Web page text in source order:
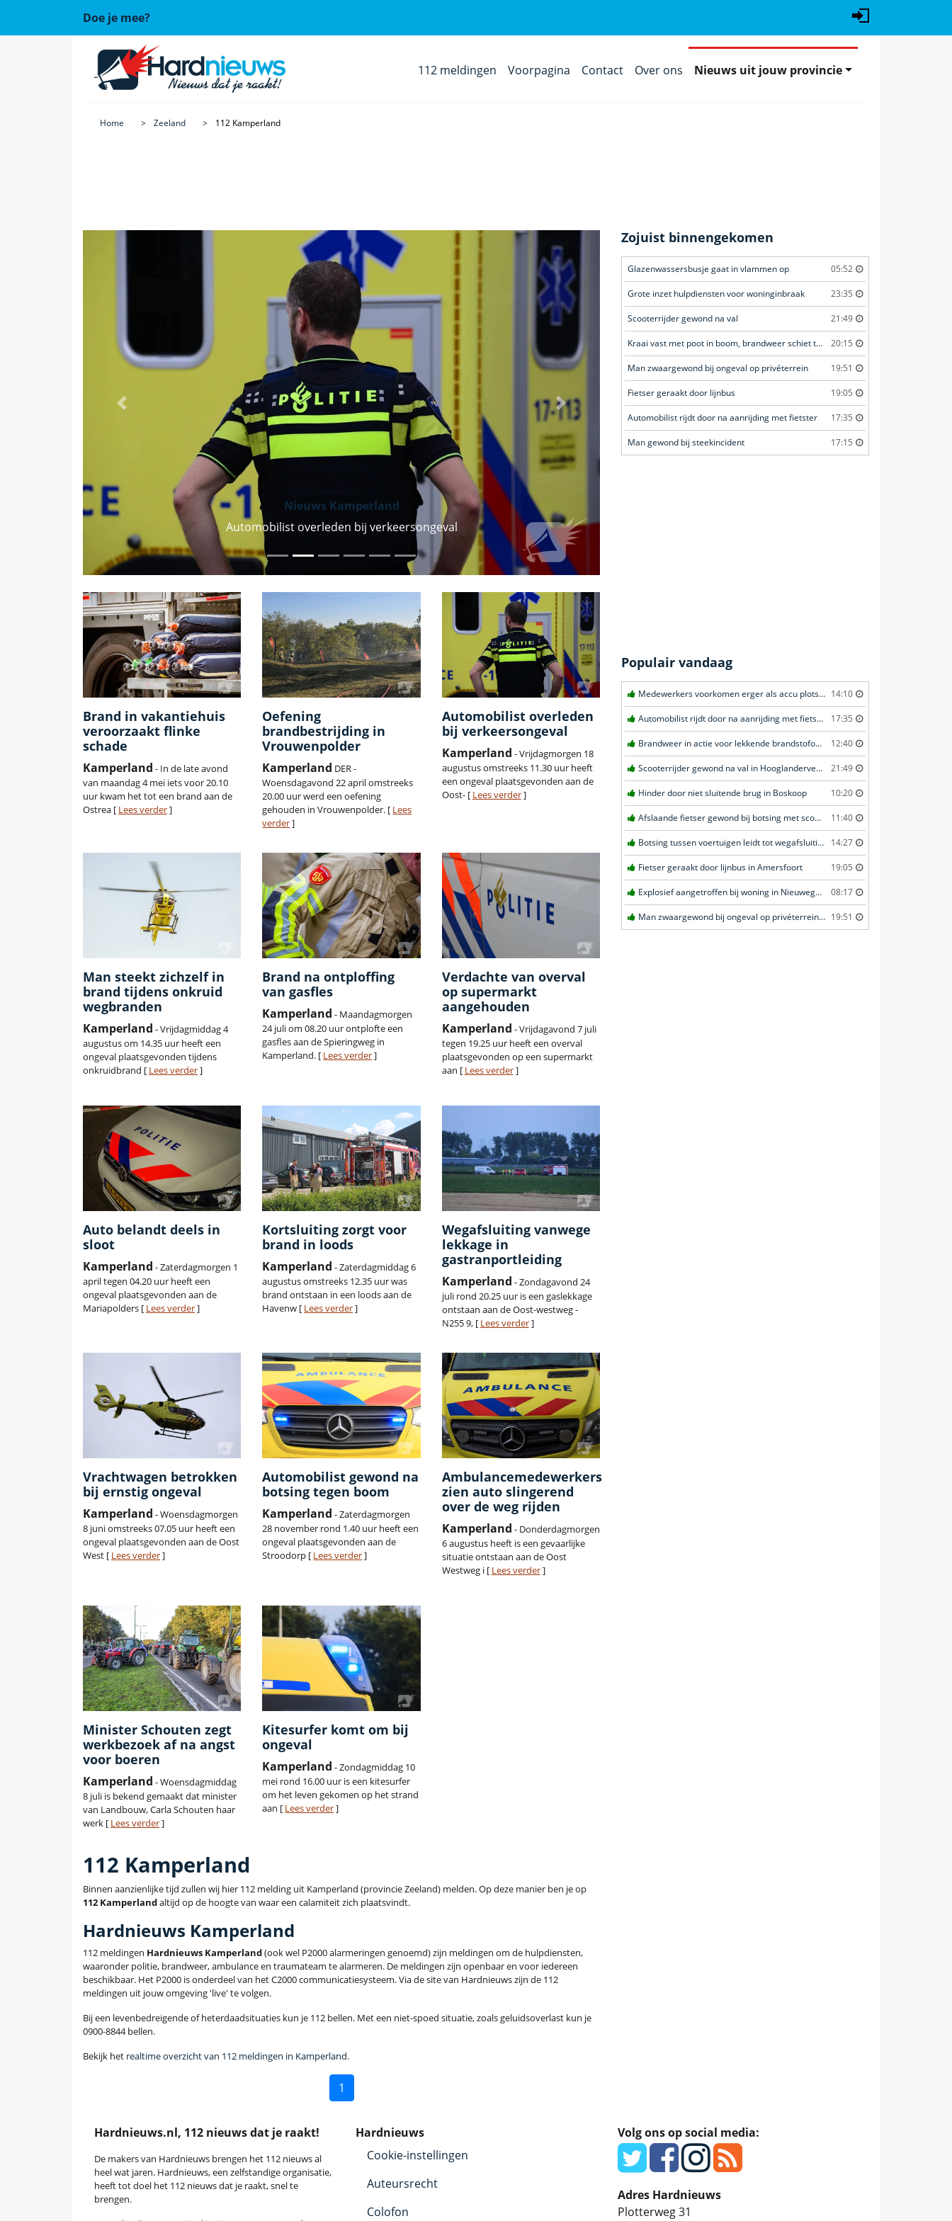
Doe je mee?
112 meldingen Voorpagina Contact Over ons Nieuws uit jouw provincie
Home Zeeland 112 Kamperland
Nieuws Kamperland
Automobilist overleden bij verkeersongeval
Vorige Volgende
Brand in vakantiehuis
veroorzaakt flinke
schade
Kamperland - In de late avond
van maandag 4 mei iets voor 20.10
uur kwam het tot een brand aan de
Ostrea [ Lees verder]
Oefening
brandbestrijding in
Vrouwenpolder
Kamperland DER -
Woensdagavond 22 april omstreeks
20.00 uur werd een oefening
gehouden in Vrouwenpolder. [ Lees
verder]
Automobilist overleden
bij verkeersongeval
Kamperland - Vrijdagmorgen 18
augustus omstreeks 11.30 uur heeft
een ongeval plaatsgevonden aan de
Oost- [ Lees verder]
Man steekt zichzelf in
brand tijdens onkruid
wegbranden
Kamperland - Vrijdagmiddag 4
augustus om 14.35 uur heeft een
ongeval plaatsgevonden tijdens
onkruidbrand [ Lees verder]
Brand na ontploffing
van gasfles
Kamperland - Maandagmorgen
24 juli om 08.20 uur ontplofte een
gasfles aan de Spieringweg in
Kamperland. [ Lees verder]
Verdachte van overval
op supermarkt
aangehouden
Kamperland - Vrijdagavond 7 juli
tegen 19.25 uur heeft een overval
plaatsgevonden op een supermarkt
aan [ Lees verder]
Auto belandt deels in
sloot
Kamperland - Zaterdagmorgen 1
april tegen 04.20 uur heeft een
ongeval plaatsgevonden aan de
Mariapolders [ Lees verder]
Kortsluiting zorgt voor
brand in loods
Kamperland - Zaterdagmiddag 6
augustus omstreeks 12.35 uur was
brand ontstaan in een loods aan de
Havenw [ Lees verder]
Wegafsluiting vanwege
lekkage in
gastranportleiding
Kamperland - Zondagavond 24
juli rond 20.25 uur is een gaslekkage
ontstaan aan de Oost-westweg -
N255 9, [ Lees verder]
Vrachtwagen betrokken
bij ernstig ongeval
Kamperland - Woensdagmorgen
8 juni omstreeks 07.05 uur heeft een
ongeval plaatsgevonden aan de Oost
West [ Lees verder]
Automobilist gewond na
botsing tegen boom
Kamperland - Zaterdagmorgen
28 november rond 1.40 uur heeft een
ongeval plaatsgevonden aan de
Stroodorp [ Lees verder]
Ambulancemedewerkers
zien auto slingerend
over de weg rijden
Kamperland - Donderdagmorgen
6 augustus heeft is een gevaarlijke
situatie ontstaan aan de Oost
Westweg i [ Lees verder]
Minister Schouten zegt
werkbezoek af na angst
voor boeren
Kamperland - Woensdagmiddag
8 juli is bekend gemaakt dat minister
van Landbouw, Carla Schouten haar
werk [ Lees verder]
Kitesurfer komt om bij
ongeval
Kamperland - Zondagmiddag 10
mei rond 16.00 uur is een kitesurfer
om het leven gekomen op het strand
aan [ Lees verder]
112 Kamperland
Binnen aanzienlijke tijd zullen wij hier 112 melding uit Kamperland (provincie Zeeland) melden. Op deze manier ben je op
112 Kamperlandaltijd op de hoogte van waar een calamiteit zich plaatsvindt.
Hardnieuws Kamperland
112 meldingen Hardnieuws Kamperland(ook wel P2000 alarmeringen genoemd) zijn meldingen om de hulpdiensten,
waaronder politie, brandweer, ambulance en traumateam te alarmeren. De meldingen zijn openbaar en voor iedereen
beschikbaar. Het P2000 is onderdeel van het C2000 communicatiesysteem. Via de site van Hardnieuws zijn de 112
meldingen uit jouw omgeving 'live' te volgen.
Bij een levenbedreigende of heterdaadsituaties kun je 112 bellen. Met een niet-spoed situatie, zoals geluidsoverlast kun je
0900-8844 bellen.
Bekijk het realtime overzicht van 112 meldingen in Kamperland.
1
Zojuist binnengekomen
Glazenwassersbusje gaat in vlammen op 05:52
Grote inzet hulpdiensten voor woninginbraak 23:35
Scooterrijder gewond na val 21:49
Kraai vast met poot in boom, brandweer schiet te hulp 20:15
Man zwaargewond bij ongeval op privéterrein 19:51
Fietser geraakt door lijnbus 19:05
Automobilist rijdt door na aanrijding met fietster 17:35
Man gewond bij steekincident 17:15
Populair vandaag
Medewerkers voorkomen erger als accu plots in brand vliegt in Amersfoort 14:10
Automobilist rijdt door na aanrijding met fietster in Amersfoort 17:35
Brandweer in actie voor lekkende brandstofoplegger in Stroe 12:40
Scooterrijder gewond na val in Hooglanderveen 21:49
Hinder door niet sluitende brug in Boskoop 10:20
Afslaande fietser gewond bij botsing met scooterrijder in Katwijk 11:40
Botsing tussen voertuigen leidt tot wegafsluiting in Ommen 14:27
Fietser geraakt door lijnbus in Amersfoort 19:05
Explosief aangetroffen bij woning in Nieuwegein 08:17
Man zwaargewond bij ongeval op privéterrein in Veghel 19:51
Hardnieuws.nl, 112 nieuws dat je raakt!
De makers van Hardnieuws brengen het 112 nieuws al
heel wat jaren. Hardnieuws, een zelfstandige organisatie,
heeft tot doel het 112 nieuws dat je raakt, snel te
brengen.
Hardnieuws
Cookie-instellingen
Auteursrecht
Colofon
Volg ons op social media:
Adres Hardnieuws
Plotterweg 31